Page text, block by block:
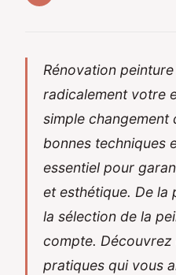
Rénovation
radicalement votre
simple changement
bonnes techniques
essentiel pour
et esthétique. De la
la sélection de la
compte. Découvrez
pratiques qui vous